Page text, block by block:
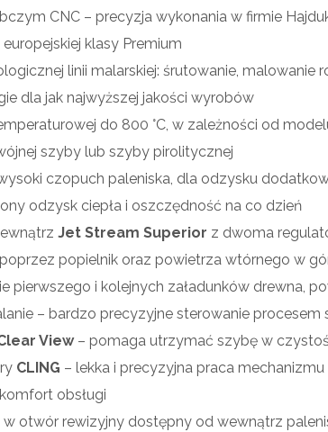
CNC – precyzja wykonania w firmie
klasy Premium
linii malarskiej: śrutowanie, malowanie
dla jak najwyższej jakości wyrobów
do 800 °C, w zależności od
szyby lub szyby pirolitycznej
czopuch paleniska, dla odzysku
odzysk ciepła i oszczędność na co dzień
Jet Stream Superior z dwoma
popielnik oraz powietrza wtórnego w
pierwszego i kolejnych załadunków drewna,
– bardzo precyzyjne sterowanie procesem
View – pomaga utrzymać szybę w
CLING – lekka i precyzyjna praca
komfort obsługi
otwór rewizyjny dostępny od wewnątrz